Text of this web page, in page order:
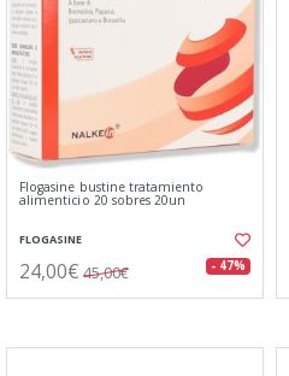
Flogasine bustine tratamiento
alimenticio 20 sobres 20un
FLOGASINE
24,00€ 45,00€ - 47%